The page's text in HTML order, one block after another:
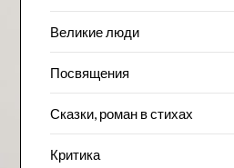
Великие люди
Посвящения
Сказки, роман в стихах
Критика